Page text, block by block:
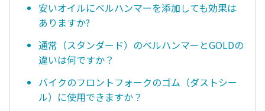
安いオイルにベルハンマーを添加しても効果は
ありますか?
通常（スタンダード）のベルハンマーとGOLDの
違いは何ですか？
バイクのフロントフォークのゴム（ダストシー
ル）に使用できますか？